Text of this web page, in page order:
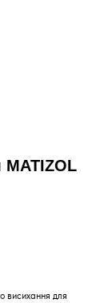
висихання для